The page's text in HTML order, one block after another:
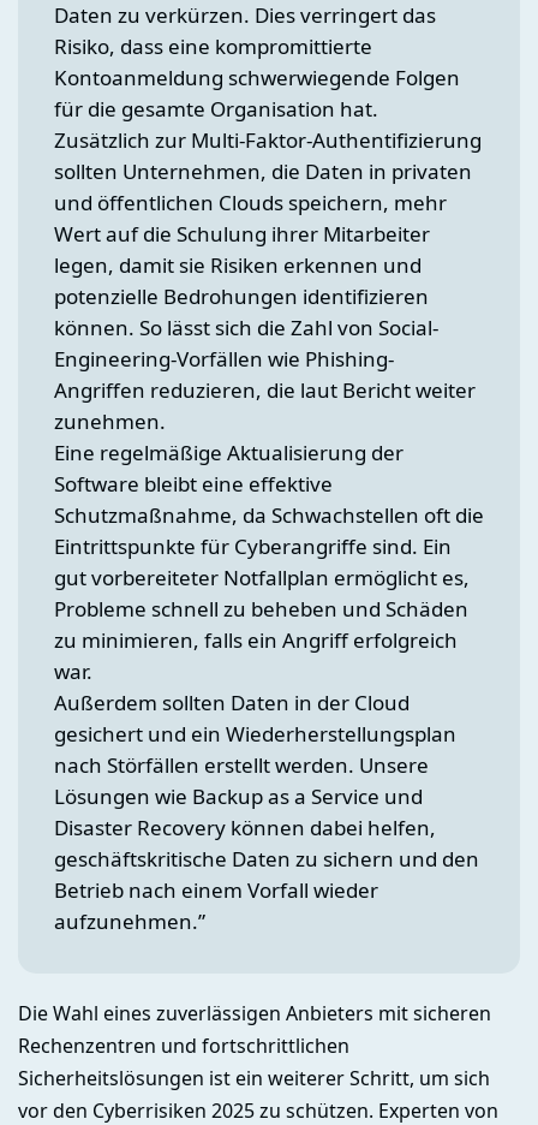
Daten zu verkürzen. Dies verringert das
Risiko, dass eine kompromittierte
Kontoanmeldung schwerwiegende Folgen
für die gesamte Organisation hat.
Zusätzlich zur Multi-Faktor-Authentifizierung
sollten Unternehmen, die Daten in privaten
und öffentlichen Clouds speichern, mehr
Wert auf die Schulung ihrer Mitarbeiter
legen, damit sie Risiken erkennen und
potenzielle Bedrohungen identifizieren
können. So lässt sich die Zahl von Social-
Engineering-Vorfällen wie Phishing-
Angriffen reduzieren, die laut Bericht weiter
zunehmen.
Eine regelmäßige Aktualisierung der
Software bleibt eine effektive
Schutzmaßnahme, da Schwachstellen oft die
Eintrittspunkte für Cyberangriffe sind. Ein
gut vorbereiteter Notfallplan ermöglicht es,
Probleme schnell zu beheben und Schäden
zu minimieren, falls ein Angriff erfolgreich
war.
Außerdem sollten Daten in der Cloud
gesichert und ein Wiederherstellungsplan
nach Störfällen erstellt werden. Unsere
Lösungen wie Backup as a Service und
Disaster Recovery können dabei helfen,
geschäftskritische Daten zu sichern und den
Betrieb nach einem Vorfall wieder
aufzunehmen.”
Die Wahl eines zuverlässigen Anbieters mit sicheren
Rechenzentren und fortschrittlichen
Sicherheitslösungen ist ein weiterer Schritt, um sich
vor den Cyberrisiken 2025 zu schützen. Experten von